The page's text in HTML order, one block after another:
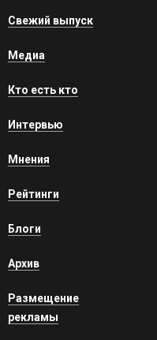
Свежий выпуск
Медиа
Кто есть кто
Интервью
Мнения
Рейтинги
Блоги
Архив
Размещение
рекламы